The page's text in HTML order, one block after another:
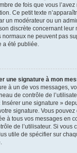
de fois que vous
Ce petit texte
un modérateur ou un
discrète concernant leur
ne peuvent pas
a été publiée.
une signature à mon
à un de vos messages,
de contrôle de
une signature »
signature. Vous
à tous vos messages en
de l’utilisateur. Si vous
utile de spécifier sur